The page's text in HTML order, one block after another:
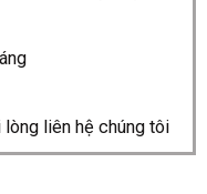
liên hệ chúng tôi